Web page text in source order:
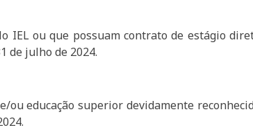
IEL ou que possuam contrato de estágio
de julho de 2024.
educação superior devidamente